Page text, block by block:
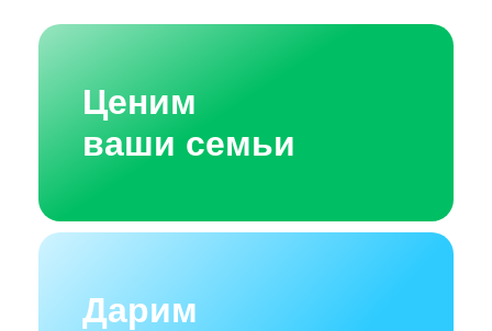
Дарим
Ценим
ваши семьи